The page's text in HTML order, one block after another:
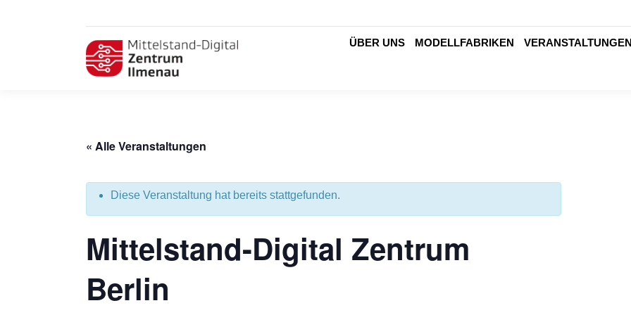
ÜBER UNS MODELLFABRIKEN VERANSTALTUNGEN
« Alle Veranstaltungen
Diese Veranstaltung hat bereits stattgefunden.
Mittelstand-Digital Zentrum
Berlin